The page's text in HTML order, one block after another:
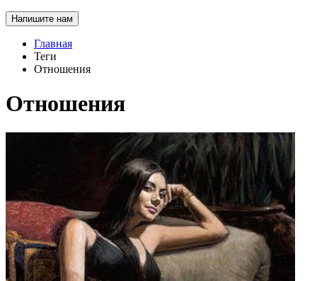
Напишите нам
Главная
Теги
Отношения
Отношения